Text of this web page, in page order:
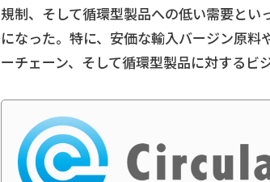
規制、そして循環型製品への低い需要と
になった。特に、安価な輸入バージン原
ーチェーン、そして循環型製品に対するビ